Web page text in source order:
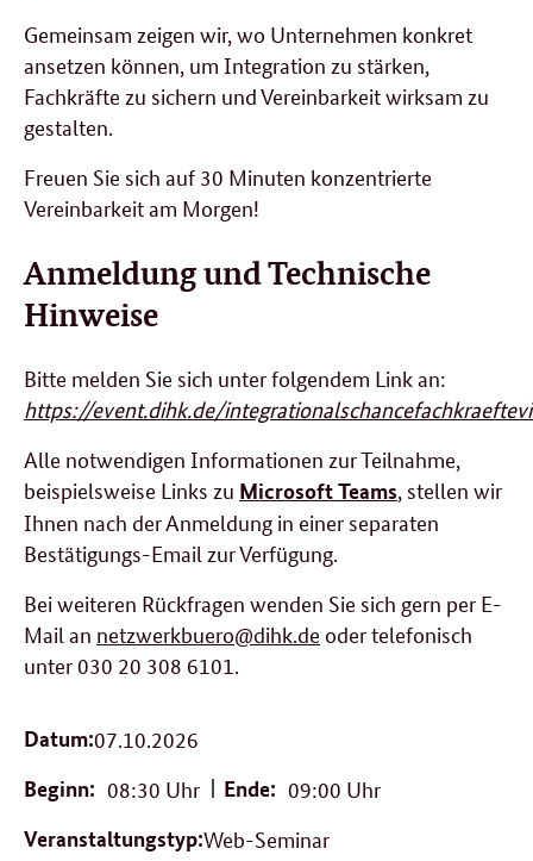
Gemeinsam zeigen wir, wo Unternehmen konkret
ansetzen können, um Integration zu stärken,
Fachkräfte zu sichern und Vereinbarkeit wirksam zu
gestalten.
Freuen Sie sich auf 30 Minuten konzentrierte
Vereinbarkeit am Morgen!
Anmeldung und Technische
Hinweise
Bitte melden Sie sich unter folgendem Link an:
https://event.dihk.de/
Alle notwendigen Informationen zur Teilnahme,
beispielsweise Links zu Microsoft Teams , stellen wir
Ihnen nach der Anmeldung in einer separaten
Bestätigungs-Email zur Verfügung.
Bei weiteren Rückfragen wenden Sie sich gern per E-
Mail an netzwerkbuero@dihk.de oder telefonisch
unter 030 20 308 6101.
Datum:07.10.2026
Beginn: 08:30 Uhr Ende: 09:00 Uhr
Veranstaltungstyp:Web-Seminar